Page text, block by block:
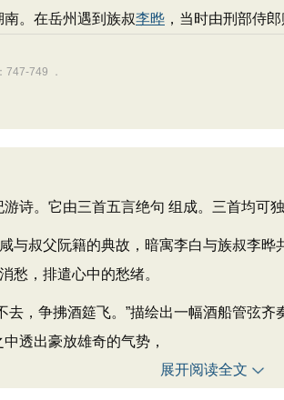
。在岳州遇到族叔李晔 ，当时由刑部侍
747-749 ．
。它由三首五言绝句 组成。三首均可独
叔父阮籍的典故，暗寓李白与族叔李晔
愁，排遣心中的愁绪。
，争拂酒筵飞。”描绘出一幅酒船管弦齐
透出豪放雄奇的气势，
展开阅读全文